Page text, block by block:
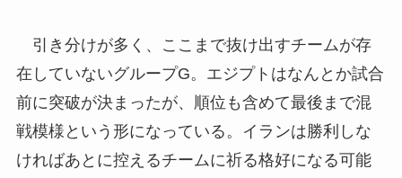
引き分けが多く、ここまで抜け出すチームが存
在していないグループG。エジプトはなんとか試合
前に突破が決まったが、順位も含めて最後まで混
戦模様という形になっている。イランは勝利しな
ければあとに控えるチームに祈る格好になる可能